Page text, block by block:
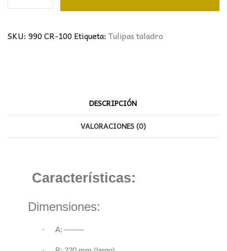
SKU: 990 CR-100Etiqueta: Tulipas taladro
DESCRIPCIÓN
VALORACIONES (0)
Características:
Dimensiones:
· A: ——–